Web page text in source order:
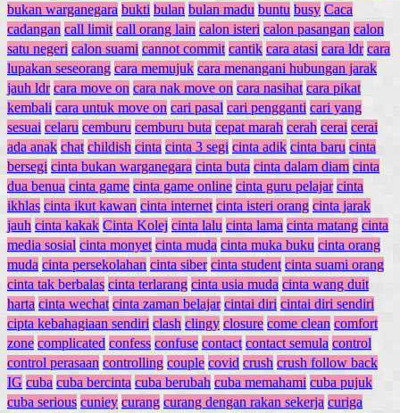
bukan warganegara bukti bulan bulan madu buntu busy Caca
cadangan call limit call orang lain calon isteri calon pasangan calon
satu negeri calon suami cannot commit cantik cara atasi cara ldr cara
lupakan seseorang cara memujuk cara menangani hubungan jarak
jauh ldr cara move on cara nak move on cara nasihat cara pikat
kembali cara untuk move on cari pasal cari pengganti cari yang
sesuai celaru cemburu cemburu buta cepat marah cerah cerai cerai
ada anak chat childish cinta cinta 3 segi cinta adik cinta baru cinta
bersegi cinta bukan warganegara cinta buta cinta dalam diam cinta
dua benua cinta game cinta game online cinta guru pelajar cinta
ikhlas cinta ikut kawan cinta internet cinta isteri orang cinta jarak
jauh cinta kakak Cinta Kolej cinta lalu cinta lama cinta matang cinta
media sosial cinta monyet cinta muda cinta muka buku cinta orang
muda cinta persekolahan cinta siber cinta student cinta suami orang
cinta tak berbalas cinta terlarang cinta usia muda cinta wang duit
harta cinta wechat cinta zaman belajar cintai diri cintai diri sendiri
cipta kebahagiaan sendiri clash clingy closure come clean comfort
zone complicated confess confuse contact contact semula control
control perasaan controlling couple covid crush crush follow back
IG cuba cuba bercinta cuba berubah cuba memahami cuba pujuk
cuba serious cuniey curang curang dengan rakan sekerja curiga